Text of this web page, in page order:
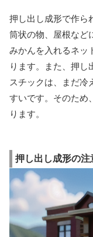
押し出し成形で作ら
筒状の物、屋根など
みかんを入れるネッ
ります。また、押し
スチックは、まだ冷
すいです。そのため
ります。
押し出し成形の注